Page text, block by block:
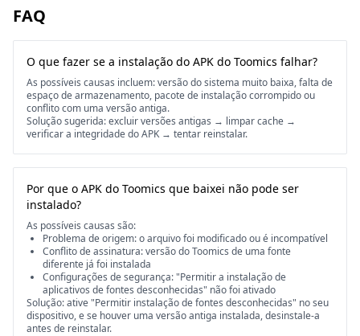
FAQ
O que fazer se a instalação do APK do Toomics falhar?
As possíveis causas incluem: versão do sistema muito baixa, falta de
espaço de armazenamento, pacote de instalação corrompido ou
conflito com uma versão antiga.
Solução sugerida: excluir versões antigas → limpar cache →
verificar a integridade do APK → tentar reinstalar.
Por que o APK do Toomics que baixei não pode ser
instalado?
As possíveis causas são:
Problema de origem: o arquivo foi modificado ou é incompatível
Conflito de assinatura: versão do Toomics de uma fonte
diferente já foi instalada
Configurações de segurança: "Permitir a instalação de
aplicativos de fontes desconhecidas" não foi ativado
Solução: ative "Permitir instalação de fontes desconhecidas" no seu
dispositivo, e se houver uma versão antiga instalada, desinstale-a
antes de reinstalar.